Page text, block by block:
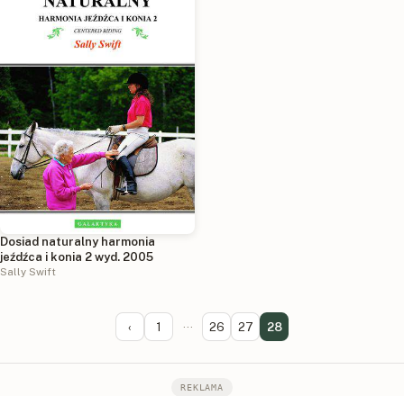
Dosiad naturalny harmonia
jeźdźca i konia 2 wyd. 2005
Sally Swift
‹ 1 ··· 26 27 28
REKLAMA